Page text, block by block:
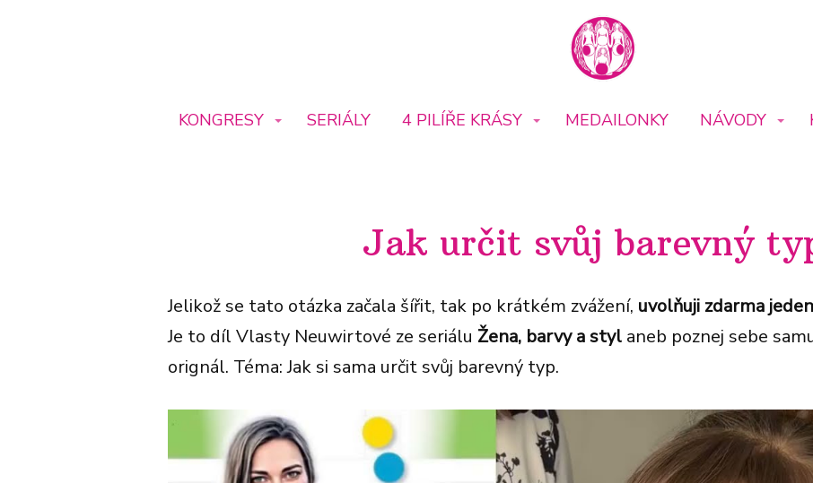
KONGRESY SERIÁLY 4 PILÍŘE KRÁSY MEDAILONKY NÁVODY
Jak určit svůj barevný
Jelikož se tato otázka začala šířit, tak po krátkém zvážení, uvolňuji zdarma
Je to díl Vlasty Neuwirtové ze seriálu Žena, barvy a styl aneb poznej sebe
orignál. Téma: Jak si sama určit svůj barevný typ.
Video
přehrávač